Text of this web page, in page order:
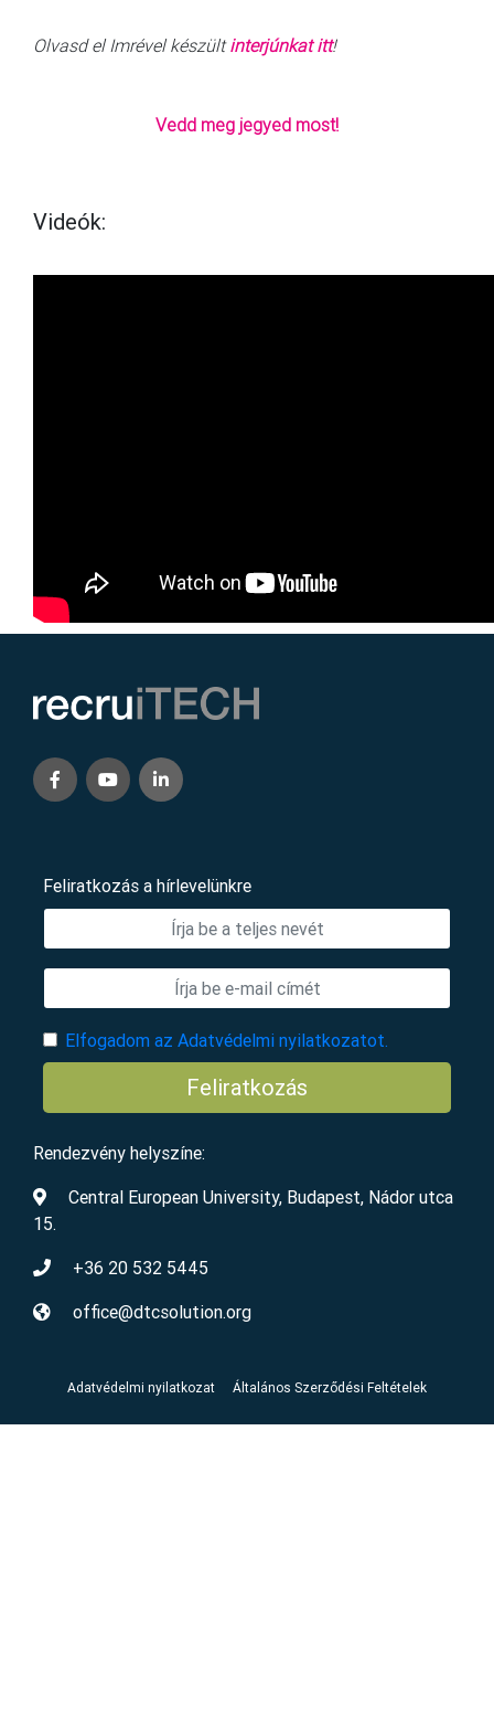
Olvasd el Imrével készültinterjúnkat itt!
Vedd meg jegyed most!
Videók:
Feliratkozás a hírlevelünkre
Elfogadom az Adatvédelmi nyilatkozatot.
Feliratkozás
Rendezvény helyszíne:
Central European University, Budapest, Nádor utca
15.
+36 20 532 5445
office@dtcsolution.org
Adatvédelmi nyilatkozat Általános Szerződési Feltételek